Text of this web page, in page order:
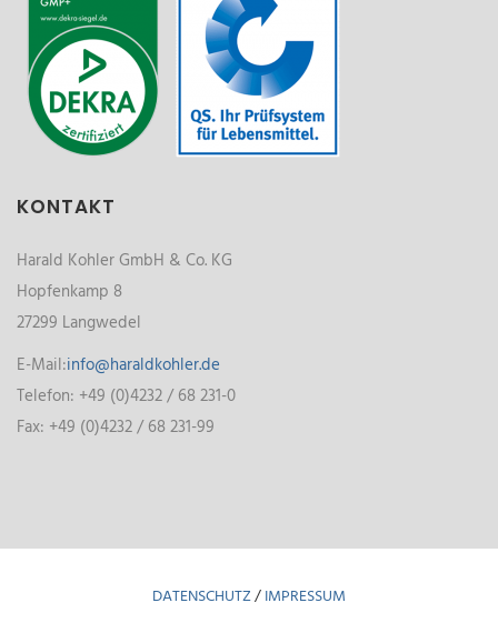
KONTAKT
Harald Kohler GmbH & Co. KG
Hopfenkamp 8
27299 Langwedel
E-Mail:info@haraldkohler.de
Telefon: +49 (0)4232 / 68 231-0
Fax: +49 (0)4232 / 68 231-99
DATENSCHUTZ/IMPRESSUM